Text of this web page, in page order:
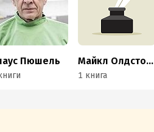
Пюшель Майкл Олдстоун
1 книга